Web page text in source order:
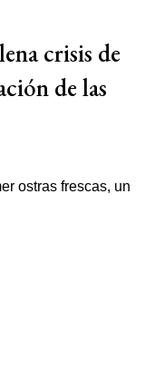
crisis de
de las